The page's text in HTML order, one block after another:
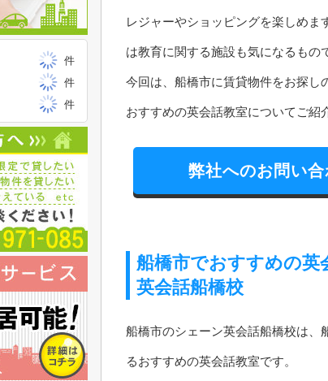
レジャーやショッピングを楽しめま
は教育に関する施設も気になるもの
今回は、船橋市に賃貸物件をお探し
おすすめの英会話教室についてご紹
弊社へのお問い
船橋市でおすすめの英
英会話船橋校
船橋市のシェーン英会話船橋校は、
るおすすめの英会話教室です。
件
件
件